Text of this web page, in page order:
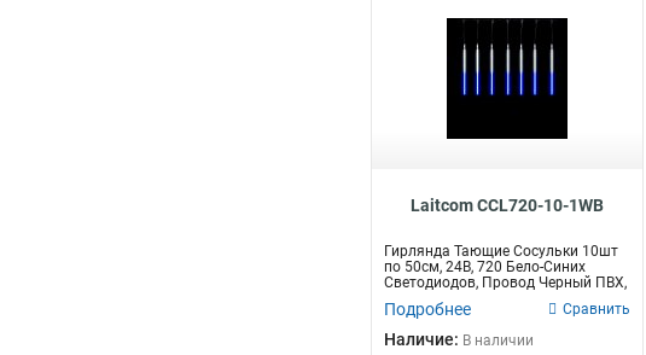
Laitcom CCL720-10-1WB
Гирлянда Тающие Сосульки 10шт
по 50см, 24В, 720 Бело-Синих
Светодиодов, Провод Черный ПВХ,
Подробнее Сравнить
Наличие: В наличии